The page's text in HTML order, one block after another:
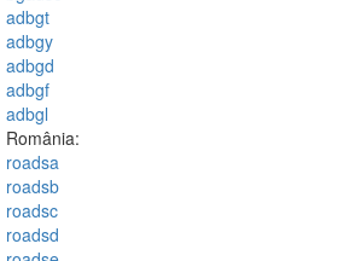
adbgt
adbgy
adbgd
adbgf
adbgl
România:
roadsa
roadsb
roadsc
roadsd